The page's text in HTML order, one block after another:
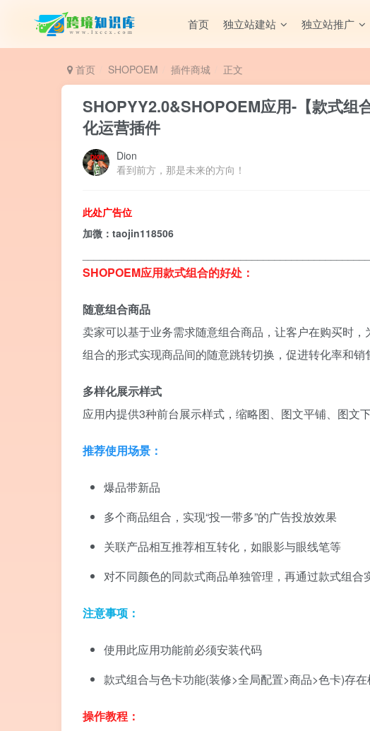
首页 独立站建站 独立站推广
首页 SHOPOEM 插件商城 正文
SHOPYY2.0&SHOPOEM应用-【款式组
化运营插件
Dion
看到前方，那是未来的方向！
此处广告位
加微：taojin118506
SHOPOEM应用款式组合的好处：
随意组合商品
卖家可以基于业务需求随意组合商品，让客户在购买时
组合的形式实现商品间的随意跳转切换，促进转化率和销
多样化展示样式
应用内提供3种前台展示样式，缩略图、图文平铺、图文
推荐使用场景：
爆品带新品
多个商品组合，实现“投一带多”的广告投放效果
关联产品相互推荐相互转化，如眼影与眼线笔等
对不同颜色的同款式商品单独管理，再通过款式组合
注意事项：
使用此应用功能前必须安装代码
款式组合与色卡功能(装修>全局配置>商品>色卡)存
操作教程：